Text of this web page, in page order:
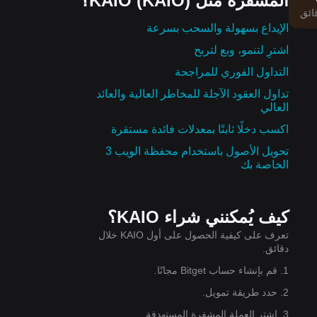
الإيداع بسهولة والسحب بسرعة
اشترِ لتنمو، وبع لتربح
التداول الفوري للمراجحة
تداول العقود الآجلة للمخاطر العالية والعائد
العالي
اكسب دخلًا ثابتًا بمعدلات فائدة مستقرة
تحويل الأصول باستخدام محفظة الويب 3
الخاصة بك
كيف يُمكنني شراء KAIO؟
تعرف على كيفية الحصول على أول KAIO خلال
دقائق.
1. قم بإنشاء حساب Bitget مجانًا.
2. حدد طريقة تمويل.
3. اشترِ العملة المشفرة المستهدفة.